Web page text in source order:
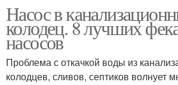
Насос в
колодец. 8 лучших
насосов
Проблема с откачкой воды из
колодцев, сливов, септиков волнует